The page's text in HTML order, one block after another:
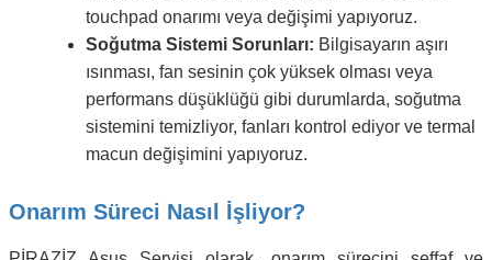
touchpad onarımı veya değişimi yapıyoruz.
Soğutma Sistemi Sorunları: Bilgisayarın aşırı
ısınması, fan sesinin çok yüksek olması veya
performans düşüklüğü gibi durumlarda, soğutma
sistemini temizliyor, fanları kontrol ediyor ve termal
macun değişimini yapıyoruz.
Onarım Süreci Nasıl İşliyor?